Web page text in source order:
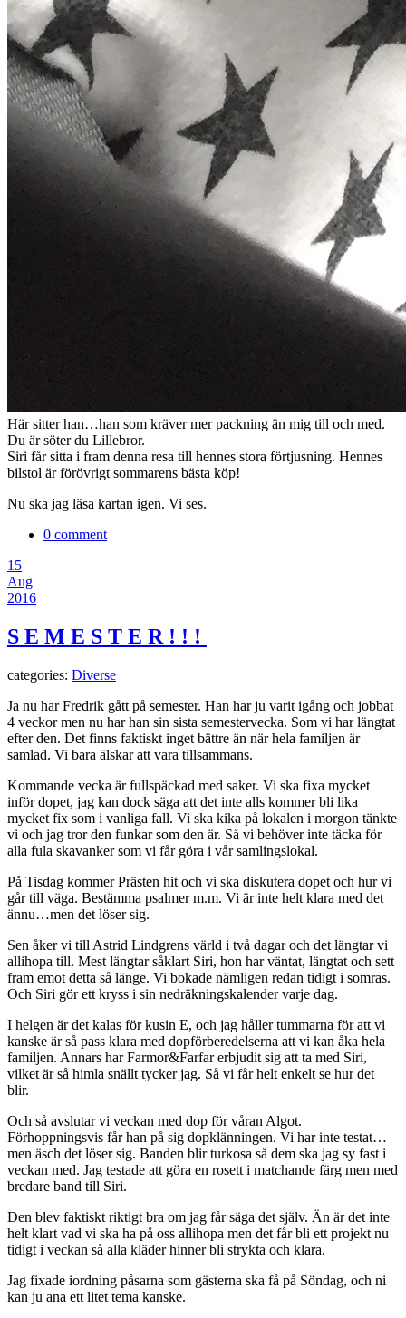
Här sitter han…han som kräver mer packning än mig till och med.
Du är söter du Lillebror.
Siri får sitta i fram denna resa till hennes stora förtjusning. Hennes
bilstol är förövrigt sommarens bästa köp!
Nu ska jag läsa kartan igen. Vi ses.
0 comment
15
Aug
2016
S E M E S T E R ! ! !
categories: Diverse
Ja nu har Fredrik gått på semester. Han har ju varit igång och jobbat
4 veckor men nu har han sin sista semestervecka. Som vi har längtat
efter den. Det finns faktiskt inget bättre än när hela familjen är
samlad. Vi bara älskar att vara tillsammans.
Kommande vecka är fullspäckad med saker. Vi ska fixa mycket
inför dopet, jag kan dock säga att det inte alls kommer bli lika
mycket fix som i vanliga fall. Vi ska kika på lokalen i morgon tänkte
vi och jag tror den funkar som den är. Så vi behöver inte täcka för
alla fula skavanker som vi får göra i vår samlingslokal.
På Tisdag kommer Prästen hit och vi ska diskutera dopet och hur vi
går till väga. Bestämma psalmer m.m. Vi är inte helt klara med det
ännu…men det löser sig.
Sen åker vi till Astrid Lindgrens värld i två dagar och det längtar vi
allihopa till. Mest längtar såklart Siri, hon har väntat, längtat och sett
fram emot detta så länge. Vi bokade nämligen redan tidigt i somras.
Och Siri gör ett kryss i sin nedräkningskalender varje dag.
I helgen är det kalas för kusin E, och jag håller tummarna för att vi
kanske är så pass klara med dopförberedelserna att vi kan åka hela
familjen. Annars har Farmor&Farfar erbjudit sig att ta med Siri,
vilket är så himla snällt tycker jag. Så vi får helt enkelt se hur det
blir.
Och så avslutar vi veckan med dop för våran Algot.
Förhoppningsvis får han på sig dopklänningen. Vi har inte testat…
men äsch det löser sig. Banden blir turkosa så dem ska jag sy fast i
veckan med. Jag testade att göra en rosett i matchande färg men med
bredare band till Siri.
Den blev faktiskt riktigt bra om jag får säga det själv. Än är det inte
helt klart vad vi ska ha på oss allihopa men det får bli ett projekt nu
tidigt i veckan så alla kläder hinner bli strykta och klara.
Jag fixade iordning påsarna som gästerna ska få på Söndag, och ni
kan ju ana ett litet tema kanske.